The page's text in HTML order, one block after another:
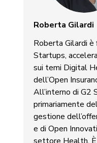
Roberta Gilardi
Roberta Gilardi è
Startups,
sui temi Digital
dell’Open
All’interno di G2
primariamente
gestione
e di Open